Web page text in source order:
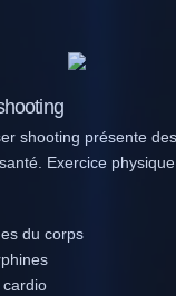
shooting présente
Exercice
du corps
cardio